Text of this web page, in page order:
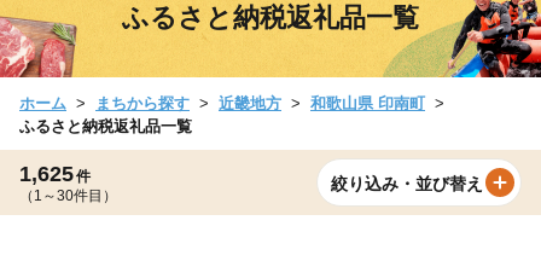
ふるさと納税返礼品一覧
ホーム まちから探す 近畿地方
和歌山県 印南町
ふるさと納税返礼品一覧
1,625件
（1～30件目）
絞り込み・並び替え